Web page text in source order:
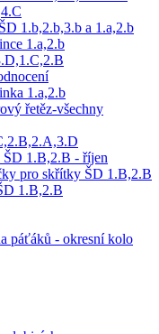
1.b,2.b,3.b a 1.a,2.b
1.a,2.b
1.a,2.b
řetěz-všechny
ŠD 1.B,2.B - říjen
pro skřítky ŠD 1.B,2.B
1.B,2.B
páťáků - okresní kolo